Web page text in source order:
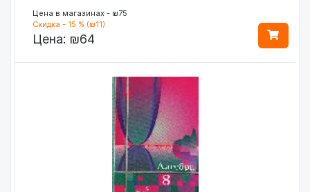
Цена в магазинах - ₪75
Скидка - 15 % (₪11)
Цена: ₪64